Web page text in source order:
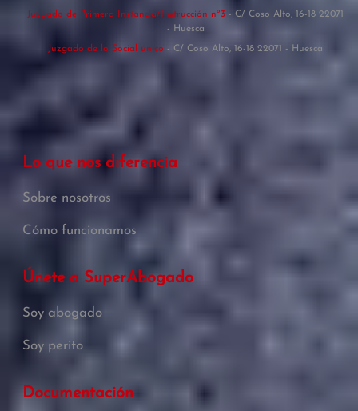
Juzgado de Primera Instancia/Instrucción nº3 - C/ Coso Alto, 16-18 22071
- Huesca
Juzgado de lo Social único - C/ Coso Alto, 16-18 22071 - Huesca
Lo que nos diferencia
Sobre nosotros
Cómo funcionamos
Únete a SuperAbogado
Soy abogado
Soy perito
Documentación